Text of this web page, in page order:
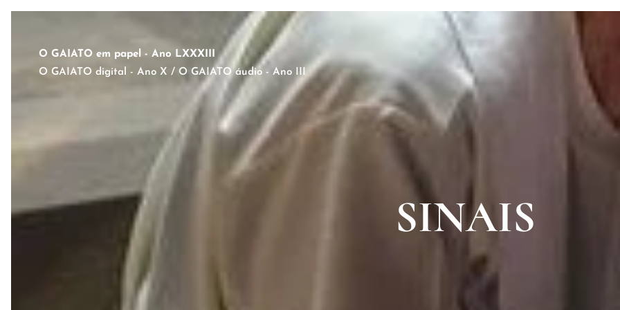
O GAIATO em papel - Ano LXXXIII
O GAIATO digital - Ano X / O GAIATO áudio - Ano III
SINAIS